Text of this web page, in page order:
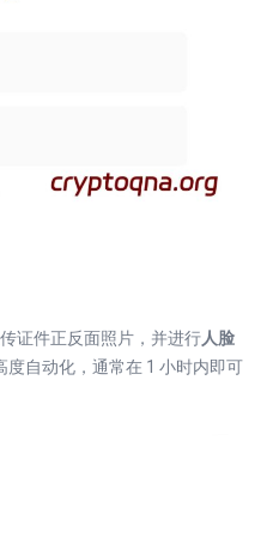
证件正反面照片，并进行人脸
度自动化，通常在 1 小时内即可